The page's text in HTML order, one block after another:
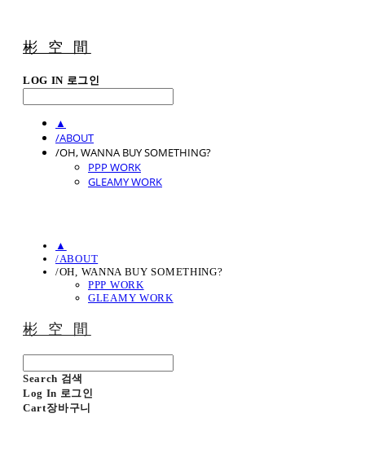
彬 空 間
LOG IN 로그인
▲
/ABOUT
/OH, WANNA BUY SOMETHING?
PPP WORK
GLEAMY WORK
▲
/ABOUT
/OH, WANNA BUY SOMETHING?
PPP WORK
GLEAMY WORK
彬 空 間
Search 검색
Log In 로그인
Cart장바구니